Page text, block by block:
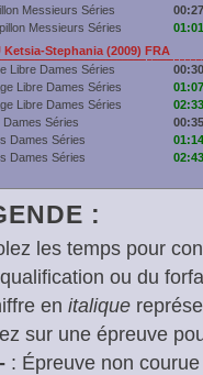
Messieurs Séries
Messieurs Séries
Ketsia-Stephania (2009) FRA
Libre Dames Séries
Libre Dames Séries
Libre Dames Séries
Dames Séries
Dames Séries
Dames Séries
:
les temps pour
ou du
en italique
sur une épreuve
: Épreuve non